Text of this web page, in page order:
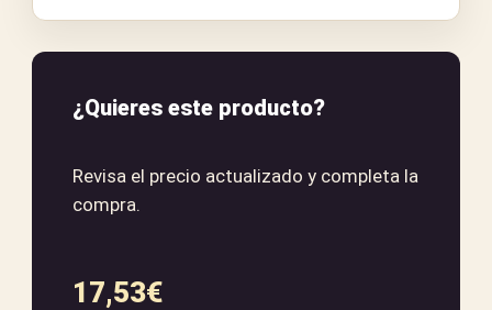
¿Quieres este producto?
Revisa el precio actualizado y completa la
compra.
17,53€